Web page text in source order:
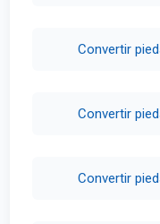
Convertir
Convertir
Convertir